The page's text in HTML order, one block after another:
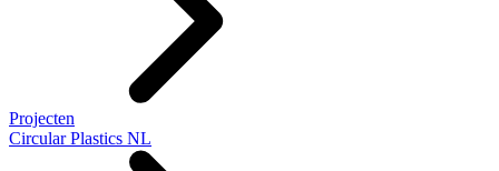
Projecten
Circular Plastics NL